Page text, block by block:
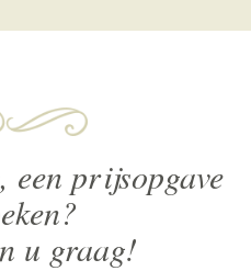
prijsopgave
u graag!